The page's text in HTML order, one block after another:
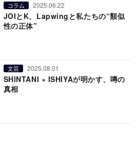
コラム 2025.06.22
JOIとK、Lapwingと私たちの“類似
性の正体”
文芸 2025.08.01
SHINTANI × ISHIYAが明かす、噂の
真相